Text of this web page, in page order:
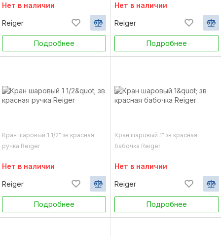
Нет в наличии
Reiger
Подробнее
Нет в наличии
Reiger
Подробнее
Кран шаровый 1 1/2" зв красная
ручка Reiger
Нет в наличии
Reiger
Подробнее
Кран шаровый 1" зв красная
бабочка Reiger
Нет в наличии
Reiger
Подробнее